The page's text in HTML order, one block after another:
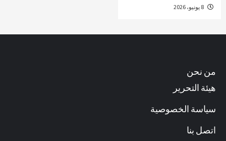
من نحن
هيئة التحرير
سياسة الخصوصية
اتصل بنا